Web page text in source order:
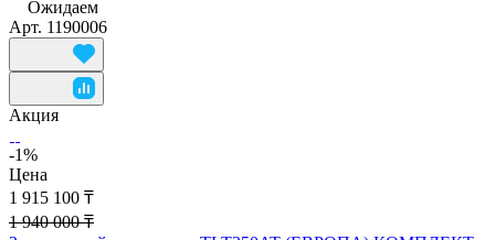
Ожидаем
Арт. 1190006
Акция
-1%
Цена
1 915 100 ₸
1 940 000 ₸